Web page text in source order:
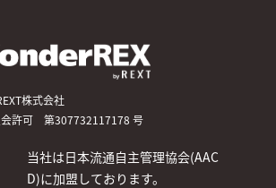
株式会社
会許可 第307732117178 号
当社は日本流通自主管理協会(AAC
D)に加盟しております。